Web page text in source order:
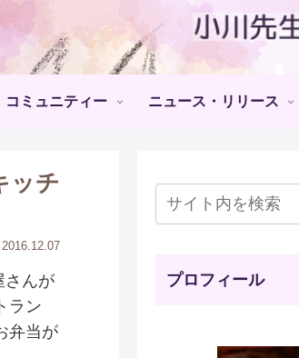
コミュニティー ニュース・リリース
ッチ
2016.12.07
さんが
ラン
弁当が
プロフィール